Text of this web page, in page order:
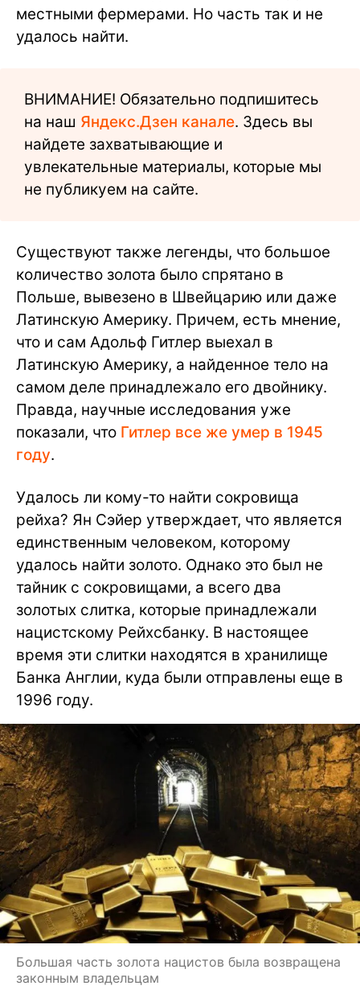
местными фермерами. Но часть так и не
удалось найти.
ВНИМАНИЕ! Обязательно подпишитесь
на наш Яндекс.Дзен канале. Здесь вы
найдете захватывающие и
увлекательные материалы, которые мы
не публикуем на сайте.
Существуют также легенды, что большое
количество золота было спрятано в
Польше, вывезено в Швейцарию или даже
Латинскую Америку. Причем, есть мнение,
что и сам Адольф Гитлер выехал в
Латинскую Америку, а найденное тело на
самом деле принадлежало его двойнику.
Правда, научные исследования уже
показали, что Гитлер все же умер в 1945
году.
Удалось ли кому-то найти сокровища
рейха? Ян Сэйер утверждает, что является
единственным человеком, которому
удалось найти золото. Однако это был не
тайник с сокровищами, а всего два
золотых слитка, которые принадлежали
нацистскому Рейхсбанку. В настоящее
время эти слитки находятся в хранилище
Банка Англии, куда были отправлены еще в
1996 году.
Большая часть золота нацистов была возвращена
законным владельцам